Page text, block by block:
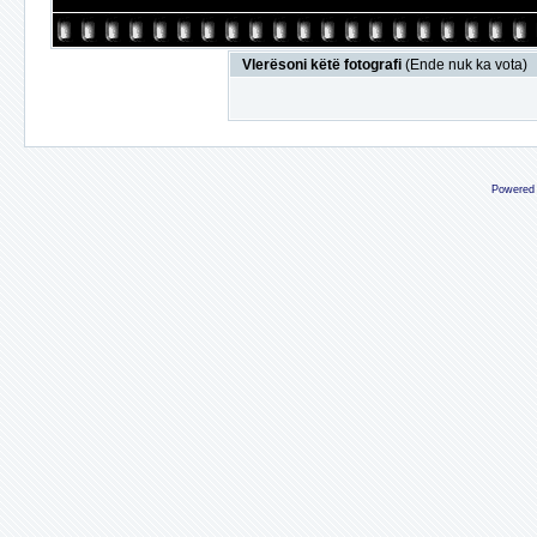
Vlerësoni këtë fotografi (Ende nuk ka vota)